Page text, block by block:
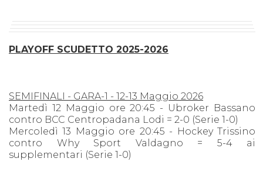
PLAYOFF SCUDETTO 2025-2026
SEMIFINALI - GARA-1 - 12-13 Maggio 2026
Martedì 12 Maggio ore 20:45 - Ubroker Bassano
contro BCC Centropadana Lodi = 2-0 (Serie 1-0)
Mercoledì 13 Maggio ore 20:45 - Hockey Trissino
contro Why Sport Valdagno = 5-4 ai
supplementari (Serie 1-0)